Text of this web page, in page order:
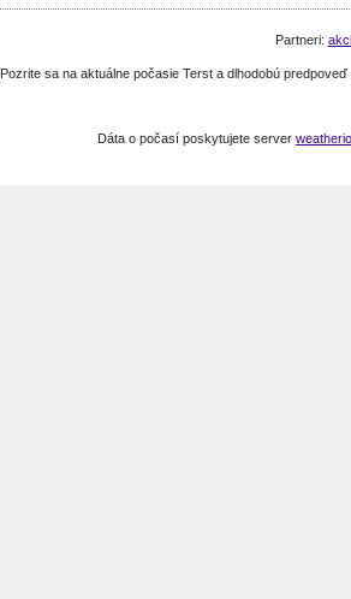
Partneri:
Pozrite sa na aktuálne počasie Terst a dlhodobú
Dáta o počasí poskytujete server